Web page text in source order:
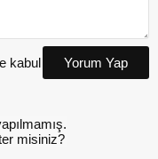
kabul
Yorum Yap
misiniz?